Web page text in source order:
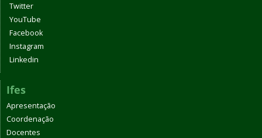
Twitter
YouTube
Facebook
Instagram
Linkedin
Ifes
Apresentação
Coordenação
Docentes